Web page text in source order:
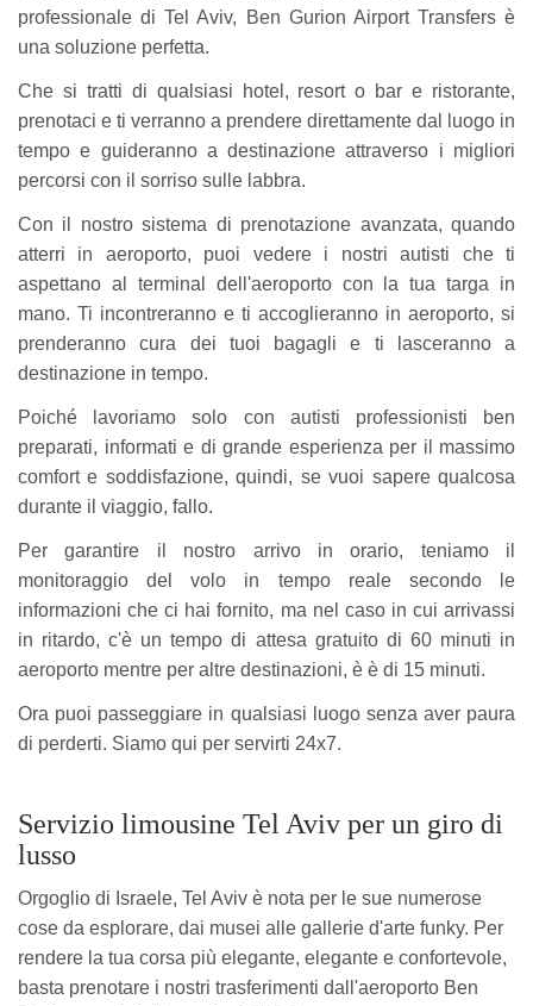
professionale di Tel Aviv, Ben Gurion Airport Transfers è
una soluzione perfetta.
Che si tratti di qualsiasi hotel, resort o bar e ristorante,
prenotaci e ti verranno a prendere direttamente dal luogo in
tempo e guideranno a destinazione attraverso i migliori
percorsi con il sorriso sulle labbra.
Con il nostro sistema di prenotazione avanzata, quando
atterri in aeroporto, puoi vedere i nostri autisti che ti
aspettano al terminal dell'aeroporto con la tua targa in
mano. Ti incontreranno e ti accoglieranno in aeroporto, si
prenderanno cura dei tuoi bagagli e ti lasceranno a
destinazione in tempo.
Poiché lavoriamo solo con autisti professionisti ben
preparati, informati e di grande esperienza per il massimo
comfort e soddisfazione, quindi, se vuoi sapere qualcosa
durante il viaggio, fallo.
Per garantire il nostro arrivo in orario, teniamo il
monitoraggio del volo in tempo reale secondo le
informazioni che ci hai fornito, ma nel caso in cui arrivassi
in ritardo, c'è un tempo di attesa gratuito di 60 minuti in
aeroporto mentre per altre destinazioni, è è di 15 minuti.
Ora puoi passeggiare in qualsiasi luogo senza aver paura
di perderti. Siamo qui per servirti 24x7.
Servizio limousine Tel Aviv per un giro di
lusso
Orgoglio di Israele, Tel Aviv è nota per le sue numerose
cose da esplorare, dai musei alle gallerie d'arte funky. Per
rendere la tua corsa più elegante, elegante e confortevole,
basta prenotare i nostri trasferimenti dall'aeroporto Ben